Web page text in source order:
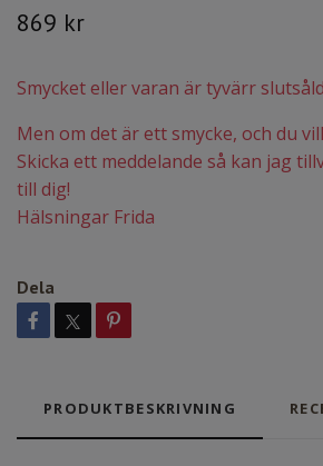
869 kr
Smycket eller varan är tyvärr
Men om det är ett smycke, och du
Skicka ett meddelande så kan jag
till dig!
Hälsningar Frida
Dela
PRODUKTBESKRIVNING